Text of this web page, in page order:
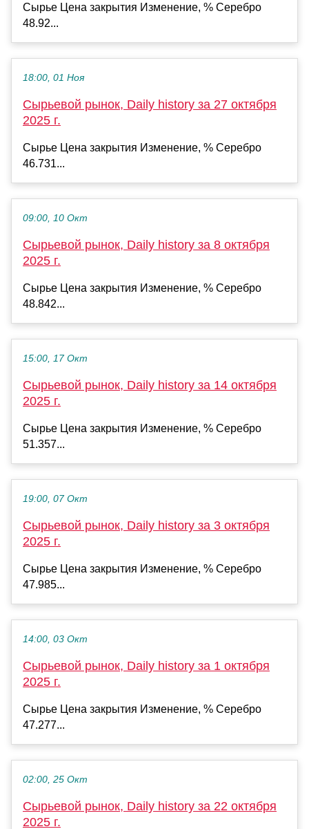
Сырье Цена закрытия Изменение, % Серебро
48.92...
18:00, 01 Ноя
Сырьевой рынок, Daily history за 27 октября
2025 г.
Сырье Цена закрытия Изменение, % Серебро
46.731...
09:00, 10 Окт
Сырьевой рынок, Daily history за 8 октября
2025 г.
Сырье Цена закрытия Изменение, % Серебро
48.842...
15:00, 17 Окт
Сырьевой рынок, Daily history за 14 октября
2025 г.
Сырье Цена закрытия Изменение, % Серебро
51.357...
19:00, 07 Окт
Сырьевой рынок, Daily history за 3 октября
2025 г.
Сырье Цена закрытия Изменение, % Серебро
47.985...
14:00, 03 Окт
Сырьевой рынок, Daily history за 1 октября
2025 г.
Сырье Цена закрытия Изменение, % Серебро
47.277...
02:00, 25 Окт
Сырьевой рынок, Daily history за 22 октября
2025 г.